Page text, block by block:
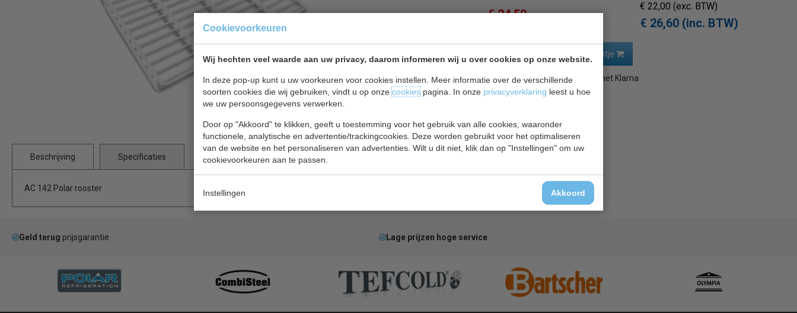
Cookievoorkeuren
Wij hechten veel waarde aan uw privacy, daarom informeren wij u over cookies op onze website.
In deze pop-up kunt u uw voorkeuren voor cookies instellen. Meer informatie over de verschillende
soorten cookies die wij gebruiken, vindt u op onzecookiespagina. In onze privacyverklaring leest u hoe
we uw persoonsgegevens verwerken.
Door op "Akkoord" te klikken, geeft u toestemming voor het gebruik van alle cookies, waaronder
functionele, analytische en advertentie/trackingcookies. Deze worden gebruikt voor het optimaliseren
van de website en het personaliseren van advertenties. Wilt u dit niet, klik dan op "Instellingen" om uw
cookievoorkeuren aan te passen.
Instellingen Akkoord
€ 24,50
€ 22,00(exc. BTW)
€ 26,60 (inc. BTW)
In winkelwagentje
Ofbetaal 8,87in 3 termijnen met Klarna
Beschrijving Specificaties
AC 142 Polar rooster
Geld terug prijsgarantie Lage prijzen hoge service